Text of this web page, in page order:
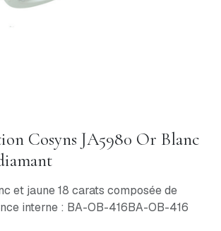
Cosyns JA5980 Or Blanc
et jaune 18 carats composée de
interne : BA-OB-416BA-OB-416